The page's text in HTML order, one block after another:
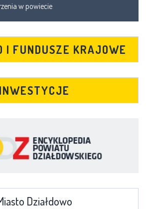
w powiecie
I FUNDUSZE KRAJOWE
INWESTYCJE
Działdowo